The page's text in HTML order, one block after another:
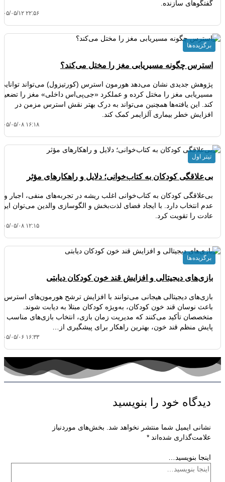
گفتگوهای سازنده.
۱۴۰۵/۰۵/۱۲
استرس چگونه مسیریابی مغز را مختل می‌کند؟
پژوهش جدیدی نشان می‌دهد هورمون استرس (کورتیزول) می‌تواند توانایی
مسیریابی مغز را مختل کرده و عملکرد «جی‌پی‌اس داخلی» مغز را
کند. این یافته‌ها همچنین می‌تواند به درک بهتر نقش استرس مزمن در
افزایش خطر بیماری آلزایمر کمک کند.
۱۴۰۵/۰۵/۰۸
برگزیده ها
بی‌علاقگی کودکان به کتاب‌خوانی؛ دلایل و راهکارهای مؤثر
بی‌علاقگی کودکان به کتاب‌خوانی اغلب ریشه در تجربه‌های منفی، اجبار و
عدم انتخاب دارد. با ایجاد فضای لذت‌بخش و الگوسازی والدین می‌توان این
عادت را تقویت کرد.
۱۴۰۵/۰۵/۰۸
تیتر اول
بازی‌های دیجیتالی و افزایش قند خون کودکان دیابتی
بازی‌های دیجیتالی هیجانی می‌توانند با افزایش ترشح هورمون‌های استرس،
باعث نوسان قند خون کودکان، به‌ویژه کودکان مبتلا به دیابت شوند.
متخصصان تأکید می‌کنند که مدیریت زمان بازی، انتخاب بازی‌های مناسب و
پایش منظم قند خون، بهترین راهکار برای پیشگیری از…
۱۴۰۵/۰۵/۰۶
برگزیده ها
دیدگاه‌ خود را بنویسید
نشانی ایمیل شما منتشر نخواهد شد.
بخش‌های موردنیاز
علامت‌گذاری شده‌اند *
اینجا بنویسید…